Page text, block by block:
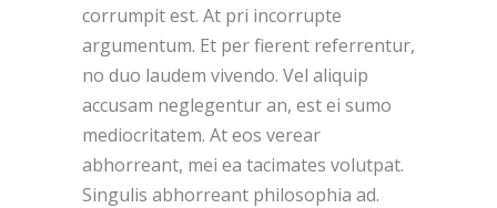
corrumpit est. At pri incorrupte
argumentum. Et per fierent referrentur,
no duo laudem vivendo. Vel aliquip
accusam neglegentur an, est ei sumo
mediocritatem. At eos verear
abhorreant, mei ea tacimates volutpat.
Singulis abhorreant philosophia ad.